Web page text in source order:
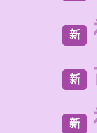
新
新
新